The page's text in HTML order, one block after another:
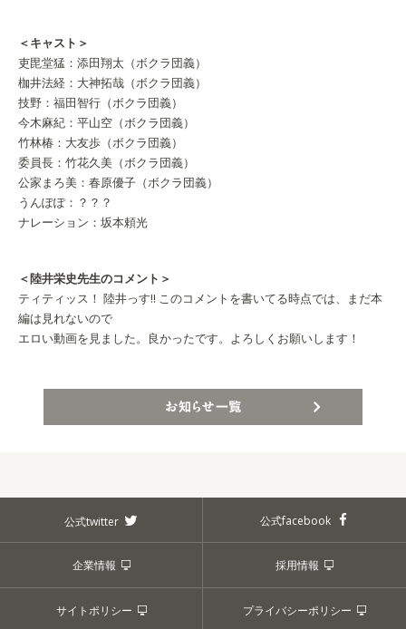
＜キャスト＞
吏毘堂猛：添田翔太（ボクラ団義）
枷井法経：大神拓哉（ボクラ団義）
技野：福田智行（ボクラ団義）
今木麻紀：平山空（ボクラ団義）
竹林椿：大友歩（ボクラ団義）
委員長：竹花久美（ボクラ団義）
公家まろ美：春原優子（ボクラ団義）
うんぽぽ：？？？
ナレーション：坂本頼光
＜陸井栄史先生のコメント＞
ティティッス！ 陸井っす!! このコメントを書いてる時点では、まだ本
編は見れないので
エロい動画を見ました。良かったです。よろしくお願いします！
公式twitter 公式facebook
企業情報 採用情報
サイトポリシー プライバシーポリシー